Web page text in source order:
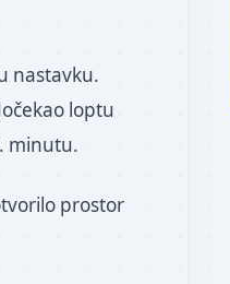
nastavku.
loptu
minutu.
prostor